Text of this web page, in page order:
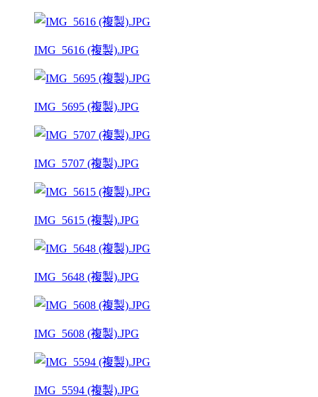
IMG_5616 (複製).JPG
IMG_5695 (複製).JPG
IMG_5707 (複製).JPG
IMG_5615 (複製).JPG
IMG_5648 (複製).JPG
IMG_5608 (複製).JPG
IMG_5594 (複製).JPG